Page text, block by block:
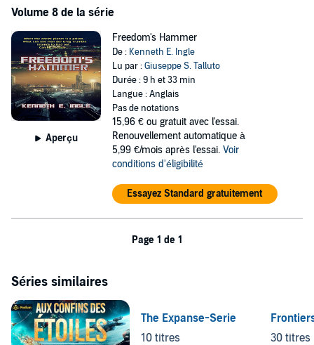
Volume 8 de la série
Aperçu
Freedom's Hammer
De : Kenneth E. Ingle
Lu par :Giuseppe S. Talluto
Durée : 9 h et 33 min
Langue : Anglais
Pas de notations
15,96 € ou gratuit avec l'essai.
Renouvellement automatique à
5,99 €/mois après l'essai. Voir
conditions d'éligibilité
Essayez Standard gratuitement
Page 1 de 1
Séries similaires
The Expanse-Serie
10 titres
30 titres